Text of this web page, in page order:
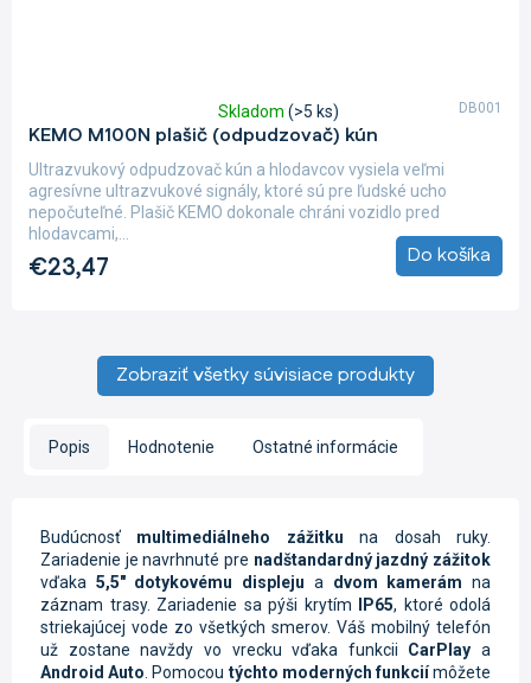
KEMO M100N plašič (odpudzovač) kún
hodnotenie
produktu
je
5,0
z
hviezdičiek.
Skladom (>5 ks)
€23,47 Do košíka
Ultrazvukový odpudzovač kún a hlodavcov vysiela veľmi
agresívne ultrazvukové signály, ktoré sú pre ľudské ucho
nepočuteľné. Plašič KEMO dokonale chráni vozidlo pred
hlodavcami,...
DB001
Zobraziť všetky súvisiace produkty
Popis Hodnotenie Ostatné informácie
Budúcnosť multimediálneho zážitku na dosah ruky.
Zariadenie je navrhnuté pre nadštandardný jazdný zážitok
vďaka 5,5" dotykovému displeju a dvom kamerám na
záznam trasy. Zariadenie sa pýši krytím
IP65, ktoré odolá
striekajúcej vode zo všetkých smerov. Váš mobilný telefón
už zostane navždy vo vrecku vďaka funkcii CarPlay a
Android Auto . Pomocou týchto moderných funkciímôžete